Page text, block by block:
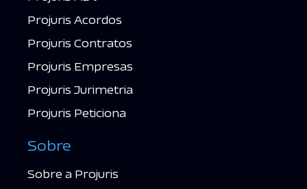
Projuris Acordos
Projuris Contratos
Projuris Empresas
Projuris Jurimetria
Projuris Peticiona
Sobre
Sobre a Projuris